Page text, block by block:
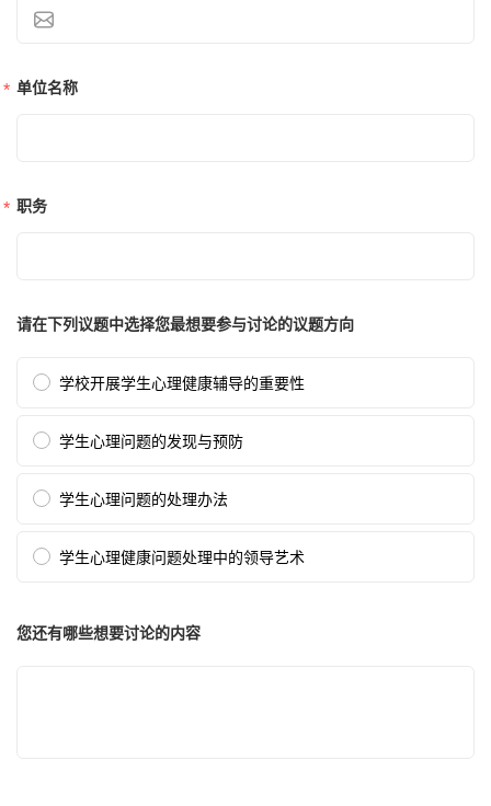
单位名称
职务
请在下列议题中选择您最想要参与讨论的议题方向
学校开展学生心理健康辅导的重要性
学生心理问题的发现与预防
学生心理问题的处理办法
学生心理健康问题处理中的领导艺术
您还有哪些想要讨论的内容